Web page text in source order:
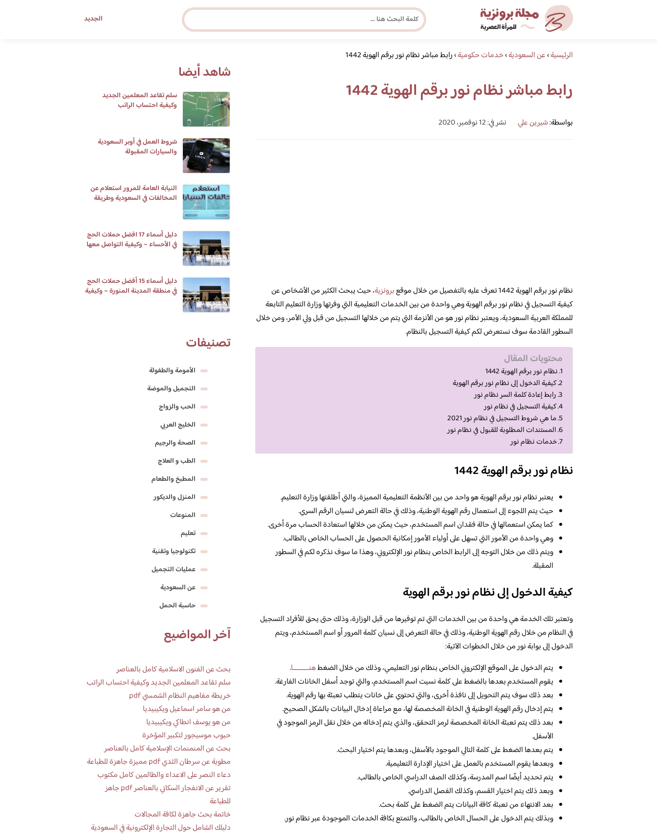
الجديد
مجلة برونزية للفتاة العصرية
ابحث عن أي موضوع يهمك
الرئيسية›عن السعودية›خدمات حكومية›رابط مباشر نظام نور برقم الهوية 1442
رابط مباشر نظام نور برقم الهوية 1442
بواسطة:شيرين علي نشر في: 12 نوفمبر، 2020
نظام نور برقم الهوية 1442 تعرف عليه بالتفصيل من خلال موقع برونزية، حيث يبحث الكثير من الأشخاص عن
كيفية التسجيل في نظام نور برقم الهوية وهي واحدة من بين الخدمات التعليمية التي وفرتها وزارة التعليم التابعة
للمملكة العربية السعودية، ويعتبر نظام نور هو من الأنزمة التي يتم من خلالها التسجيل من قبل ولي الأمر، ومن خلال
السطور القادمة سوف نستعرض لكم كيفية التسجيل بالنظام.
محتويات المقال
نظام نور برقم الهوية 1442
كيفية الدخول إلى نظام نور برقم الهوية
رابط إعادة كلمة السر نظام نور
كيفية التسجيل في نظام نور
ما هي شروط التسجيل في نظام نور 2021
المستندات المطلوبة للقبول في نظام نور
خدمات نظام نور
نظام نور برقم الهوية 1442
يعتبر نظام نور برقم الهوية هو واحد من بين الأنظمة التعليمية المميزة، والتي أطلقتها وزارة التعليم.
حيث يتم اللجوء إلى استعمال رقم الهوية الوطنية، وذلك في حالة التعرض لنسيان الرقم السري.
كما يمكن استعمالها في حالة فقدان اسم المستخدم، حيث يمكن من خلالها استعادة الحساب مرة أخرى.
وهي واحدة من الأمور التي تسهل على أولياء الأمور إمكانية الحصول على الحساب الخاص بالطالب.
ويتم ذلك من خلال التوجه إلى الرابط الخاص بنظام نور الإلكتروني، وهذا ما سوف نذكره لكم في السطور
المقبلة.
كيفية الدخول إلى نظام نور برقم الهوية
وتعتبر تلك الخدمة هي واحدة من بين الخدمات التي تم توفيرها من قبل الوزارة، وذلك حتى يحق للأفراد التسجيل
في النظام من خلال رقم الهوية الوطنية، وذلك في حالة التعرض إلى نسيان كلمة المرور أو اسم المستخدم، ويتم
الدخول إلى بوابة نور من خلال الخطوات الآتية:
يتم الدخول على الموقع الإلكتروني الخاص بنظام نور التعليمي، وذلك من خلال الضغطهنـــــــــــا.
يقوم المستخدم بعدها بالضغط على كلمة نسيت اسم المستخدم، والتي توجد أسفل الخانات الفارغة.
بعد ذلك سوف يتم التحويل إلى نافذة أخرى، والتي تحتوي على خانات يتطلب تعبئة بها رقم الهوية.
يتم إدخال رقم الهوية الوطنية في الخانة المخصصة لها، مع مراعاة إدخال البيانات بالشكل الصحيح.
بعد ذلك يتم تعبئة الخانة المخصصة لرمز التحقق، والذي يتم إدخاله من خلال نقل الرمز الموجود في
الأسفل.
يتم بعدها الضغط على كلمة التالي الموجود بالأسفل، وبعدها يتم اختيار البحث.
وبعدها يقوم المستخدم بالعمل على اختيار الإدارة التعليمية.
يتم تحديد أيضًا اسم المدرسة، وكذلك الصف الدراسي الخاص بالطالب.
وبعد ذلك يتم اختيار القسم، وكذلك الفصل الدراسي.
بعد الانتهاء من تعبئة كافة البيانات يتم الضغط على كلمة بحث.
وبذلك يتم الدخول على الحسال الخاص بالطالب، والتمتع بكافة الخدمات الموجودة عبر نظام نور.
شاهد أيضا
سلم تقاعد المعلمين الجديد
وكيفية احتساب الراتب
شروط العمل في أوبر السعودية
والسيارات المقبولة
النيابة العامة للمرور استعلام عن
المخالفات في السعودية وطريقة
دليل أسماء 17 افضل حملات الحج
في الأحساء – وكيفية التواصل معها
دليل أسماء 15 أفضل حملات الحج
في منطقة المدينة المنورة – وكيفية
تصنيفات
الأمومة والطفولة
التجميل والموضة
الحب والزواج
الخليج العربي
الصحة والرجيم
الطب و العلاج
المطبخ والطعام
المنزل والديكور
المنوعات
تعليم
تكنولوجيا وتقنية
عمليات التجميل
عن السعودية
حاسبة الحمل
آخر المواضيع
بحث عن الفنون الاسلامية كامل بالعناصر
سلم تقاعد المعلمين الجديد وكيفية احتساب الراتب
خريطة مفاهيم النظام الشمسي pdf
من هو سامر اسماعيل ويكيبيديا
من هو يوسف انطاكي ويكيبيديا
حبوب موسيجور لتكبير المؤخرة
بحث عن المنمنمات الإسلامية كامل بالعناصر
مطوية عن سرطان الثدي pdf مميزة جاهزة للطباعة
دعاء النصر على الاعداء والظالمين كامل مكتوب
تقرير عن الانفجار السكاني بالعناصر pdf جاهز
للطباعة
خاتمة بحث جاهزة لكافة المجالات
دليلك الشامل حول التجارة الإلكترونية في السعودية